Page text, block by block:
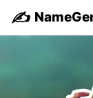
✍️